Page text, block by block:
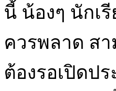
นี้ น้องๆ นักเ
ควรพลาด ส
ต้องรอเปิดป